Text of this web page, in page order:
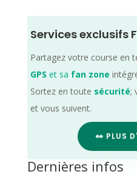
Services exclusifs
Partagez votre course en
GPS et sa fan zone
Sortez en toute sécurité;
et vous suivent.
👀 PLUS
Dernières infos